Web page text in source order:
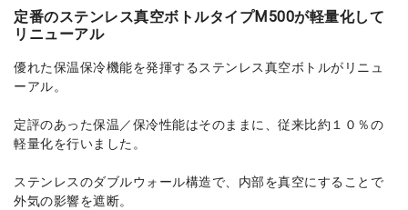
定番のステンレス真空ボトルタイプM500が軽量化して
リニューアル
優れた保温保冷機能を発揮するステンレス真空ボトルがリニュ
ーアル。
定評のあった保温／保冷性能はそのままに、従来比約１０％の
軽量化を行いました。
ステンレスのダブルウォール構造で、内部を真空にすることで
外気の影響を遮断。